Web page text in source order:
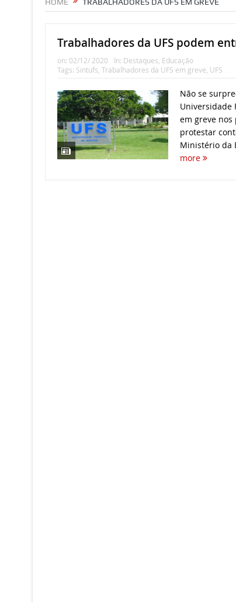
Trabalhadores da UFS podem
on: 02/12/ 2020 In: Destaques Educação
Tags: Sintufs Trabalhadores da UFS em greve UFS
Não se
Universidade
em greve nos
protestar
Ministério da
more